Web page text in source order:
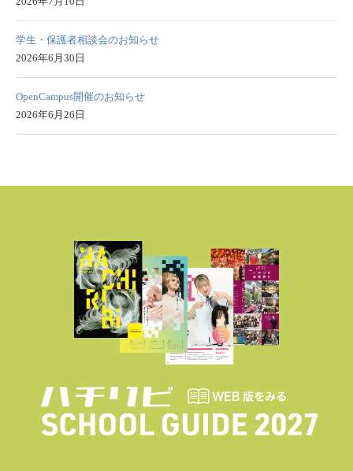
学生・保護者相談会のお知らせ
2026年6月30日
OpenCampus開催のお知らせ
2026年6月26日